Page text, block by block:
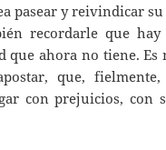
pasear y reivindicar
recordarle que hay
que ahora no tiene. Es
que,
con prejuicios, con